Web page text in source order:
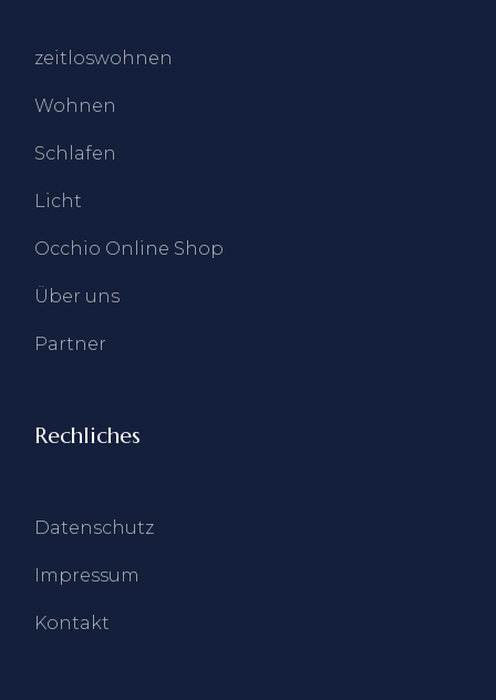
zeitloswohnen
Wohnen
Schlafen
Licht
Occhio Online Shop
Über uns
Partner
Rechliches
Datenschutz
Impressum
Kontakt